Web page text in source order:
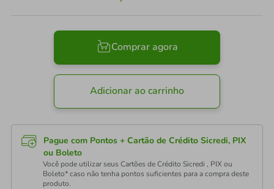
Comprar agora
Adicionar ao carrinho
Pague com Pontos + Cartão de Crédito Sicredi, PIX
ou Boleto
Você pode utilizar seus Cartões de Crédito Sicredi , PIX ou
Boleto* caso não tenha pontos suficientes para a compra deste
produto.